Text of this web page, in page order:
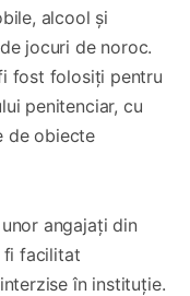
alcool și
jocuri de noroc.
fost folosiți pentru
penitenciar, cu
de obiecte
angajați din
fi facilitat
în instituție.